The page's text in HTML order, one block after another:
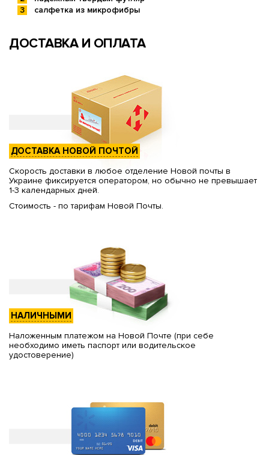
салфетка из микрофибры
ДОСТАВКА И ОПЛАТА
ДОСТАВКА НОВОЙ ПОЧТОЙ
Скорость доставки в любое отделение Новой почты в
Украине фиксируется оператором, но обычно не превышает
1-3 календарных дней.
Стоимость - по тарифам Новой Почты.
НАЛИЧНЫМИ
Наложенным платежом на Новой Почте (при себе
необходимо иметь паспорт или водительское
удостоверение)